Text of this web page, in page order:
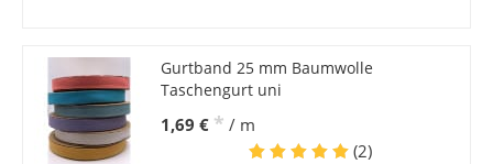
Gurtband 25 mm Baumwolle
Taschengurt uni
1,69 € * / m
(2)